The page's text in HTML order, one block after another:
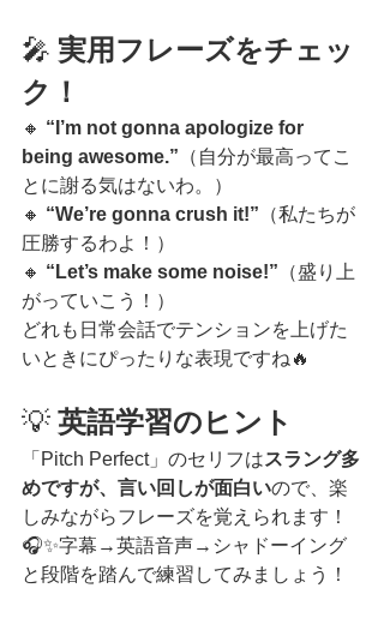
🎤 実用フレーズをチェッ
ク！
🔸 “I’m not gonna apologize for
being awesome.” （自分が最高ってこ
とに謝る気はないわ。）
🔸 “We’re gonna crush it!” （私たちが
圧勝するわよ！）
🔸 “Let’s make some noise!” （盛り上
がっていこう！）
どれも日常会話でテンションを上げた
いときにぴったりな表現ですね🔥
💡 英語学習のヒント
「Pitch Perfect」のセリフはスラング多
めですが、言い回しが面白いので、楽
しみながらフレーズを覚えられます！
🎧✨字幕→英語音声→シャドーイング
と段階を踏んで練習してみましょう！